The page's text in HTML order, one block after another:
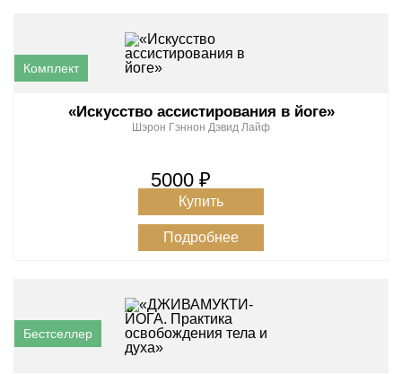
«Искусство ассистирования в йоге»
Шэрон Гэннон Дэвид Лайф
5000 ₽
Купить
Подробнее